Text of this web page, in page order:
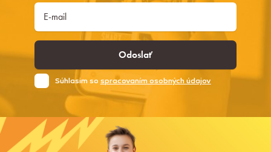
Odoslať
Súhlasim so spracovaním osobných údajov